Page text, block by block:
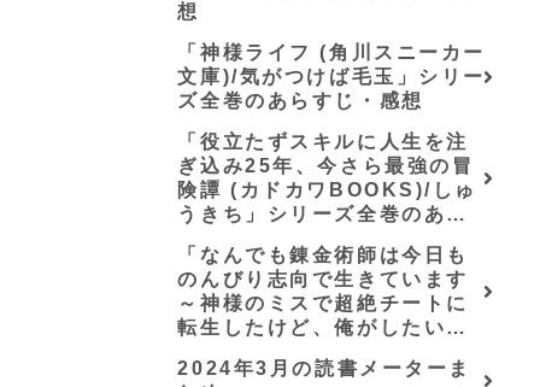
想
「神様ライフ (角川スニーカー
文庫)/気がつけば毛玉」シリー
ズ全巻のあらすじ・感想
「役立たずスキルに人生を注
ぎ込み25年、今さら最強の冒
険譚 (カドカワBOOKS)/しゅ
うきち」シリーズ全巻のあら
「なんでも錬金術師は今日も
のんびり志向で生きています
～神様のミスで超絶チートに
転生したけど、俺がしたいの
会の立上げです～（グラスト
2024年3月の読書メーターま